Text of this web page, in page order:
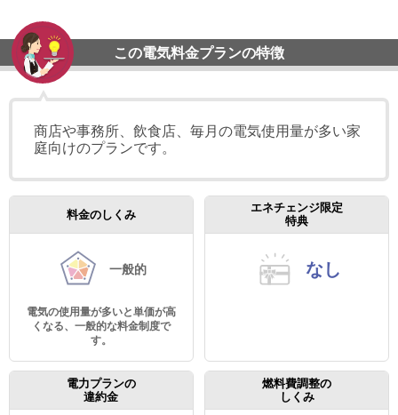
この電気料金プランの特徴
商店や事務所、飲食店、毎月の電気使用量が多い家
庭向けのプランです。
料金のしくみ
一般的
電気の使用量が多いと単価が高
くなる、一般的な料金制度で
す。
エネチェンジ限定
特典
なし
電力プランの
違約金
燃料費調整の
しくみ